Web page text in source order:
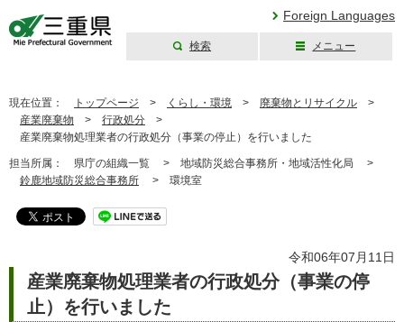
Foreign Languages
検索 メニュー
現在位置： トップページ > くらし・環境 > 廃棄物とリサイクル >
産業廃棄物 > 行政処分 >
産業廃棄物処理業者の行政処分（事業の停止）を行いました
担当所属： 県庁の組織一覧 > 地域防災総合事務所・地域活性化局 >
鈴鹿地域防災総合事務所 > 環境室
令和06年07月11日
産業廃棄物処理業者の行政処分（事業の停
止）を行いました